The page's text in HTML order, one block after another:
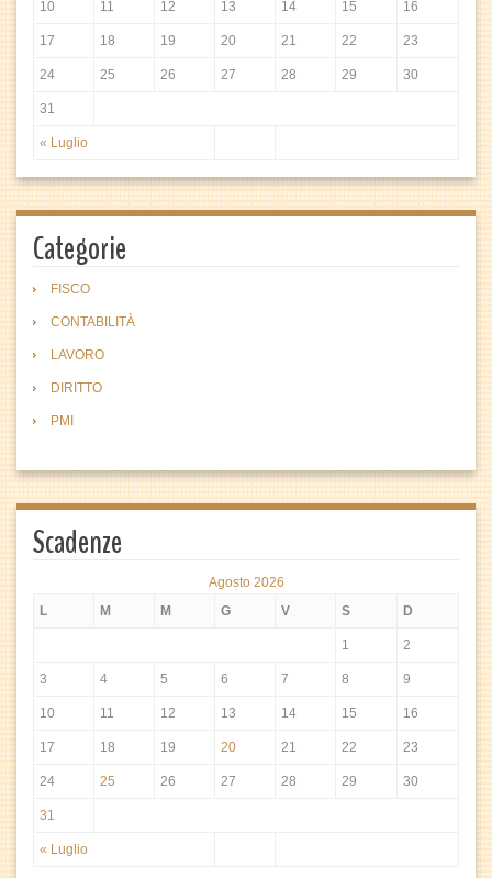
« Luglio
10 11 12 13 14 15 16
17 18 19 20 21 22 23
24 25 26 27 28 29 30
31
Categorie
FISCO
CONTABILITÀ
LAVORO
DIRITTO
PMI
Scadenze
Agosto 2026
L
M M G V S D
« Luglio
1 2
3 4 5 6 7 8 9
10 11 12 13 14 15 16
17 18 19 20 21 22 23
24 25 26 27 28 29 30
31